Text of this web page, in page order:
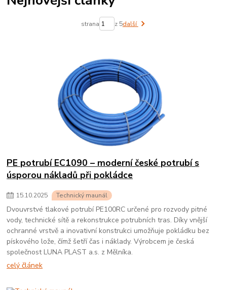
strana z 5další
PE potrubí EC1090 – moderní české potrubí s
úsporou nákladů při pokládce
15.10.2025 Technický maunál
Dvouvrstvé tlakové potrubí PE100RC určené pro rozvody pitné
vody, technické sítě a rekonstrukce potrubních tras. Díky vnější
ochranné vrstvě a inovativní konstrukci umožňuje pokládku bez
pískového lože, čímž šetří čas i náklady. Výrobcem je česká
společnost LUNA PLAST a.s. z Mělníka.
celý článek